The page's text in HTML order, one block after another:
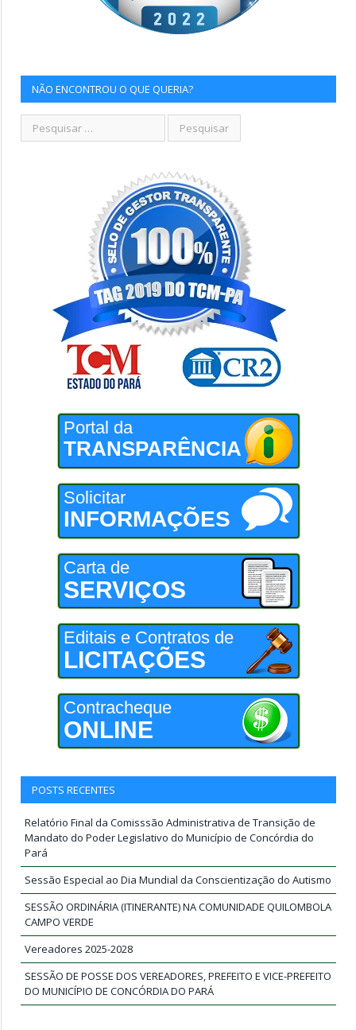
NÃO ENCONTROU O QUE QUERIA?
Portal da
TRANSPARÊNCIA
Solicitar
INFORMAÇÕES
Carta de
SERVIÇOS
Editais e Contratos de
LICITAÇÕES
Contracheque
ONLINE
POSTS RECENTES
Relatório Final da Comisssão Administrativa de Transição de
Mandato do Poder Legislativo do Município de Concórdia do
Pará
Sessão Especial ao Dia Mundial da Conscientização do Autismo
SESSÃO ORDINÁRIA (ITINERANTE) NA COMUNIDADE QUILOMBOLA
CAMPO VERDE
Vereadores 2025-2028
SESSÃO DE POSSE DOS VEREADORES, PREFEITO E VICE-PREFEITO
DO MUNICÍPIO DE CONCÓRDIA DO PARÁ